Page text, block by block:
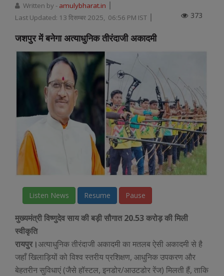
Written by - amulybharat.in
Last Updated: 13 दिसम्बर 2025, 06:56 PM IST 373
जशपुर में बनेगा अत्याधुनिक तीरंदाजी अकादमी
Listen News Resume Pause
मुख्यमंत्री विष्णुदेव साय की बड़ी सौगात 20.53 करोड़ की मिली
स्वीकृति
रायपुर।अत्याधुनिक तीरंदाजी अकादमी का मतलब ऐसी अकादमी से है
जहाँ खिलाड़ियों को विश्व स्तरीय प्रशिक्षण, आधुनिक उपकरण और
बेहतरीन सुविधाएं (जैसे हॉस्टल, इनडोर/आउटडोर रेंज) मिलती हैं, ताकि